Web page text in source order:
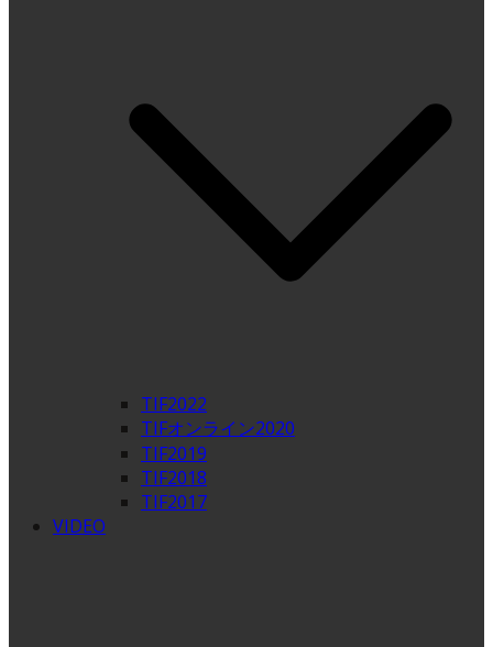
TIF2022
TIFオンライン2020
TIF2019
TIF2018
TIF2017
VIDEO